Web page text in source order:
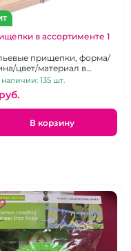
в ассортименте 1
прищепки, форма/
цвет/материал в
135 шт.
В корзину